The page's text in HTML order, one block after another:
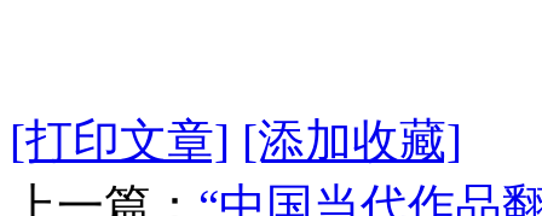
[打印文章] [添加收藏]